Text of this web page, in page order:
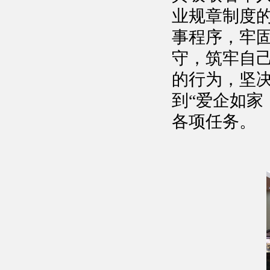
业规章制度
事程序，牢
守，筑牢自
的行为，坚
到“爱企如家
各项任务。